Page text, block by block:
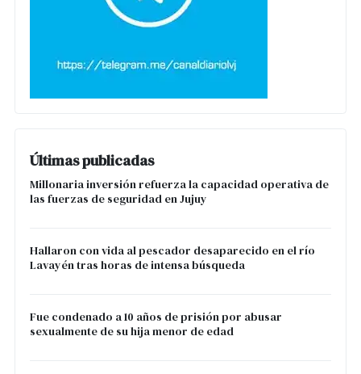
Últimas publicadas
Millonaria inversión refuerza la capacidad operativa de
las fuerzas de seguridad en Jujuy
Hallaron con vida al pescador desaparecido en el río
Lavayén tras horas de intensa búsqueda
Fue condenado a 10 años de prisión por abusar
sexualmente de su hija menor de edad